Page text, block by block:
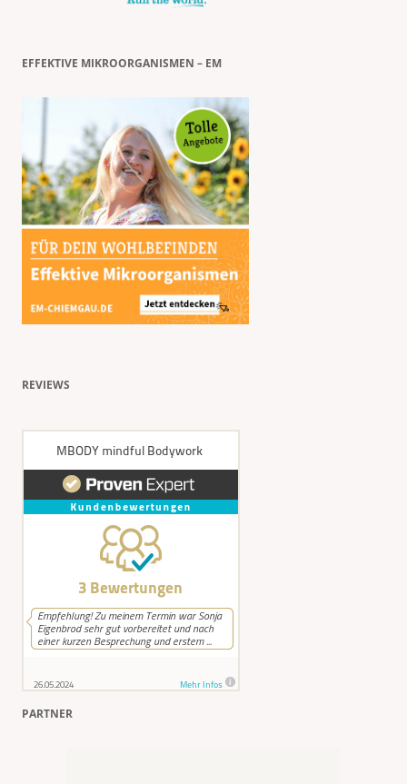
EFFEKTIVE MIKROORGANISMEN – EM
REVIEWS
PARTNER